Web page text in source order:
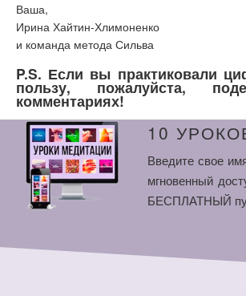
Ваша,
Ирина Хайтин-Хлимоненко
и команда метода Сильва
P.S. Если вы практиковали
пользу, пожалуйста,
комментариях!
10
Введите свое
мгновенный
БЕСПЛАТНЫЙ